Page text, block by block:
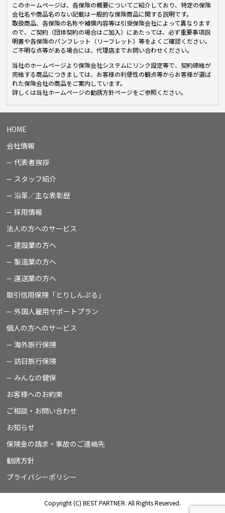
このホームページは、各保険の概要についてご紹介しており、特定の保険
会社名や商品名のない記載は一般的な保険商品に関する説明です。
取扱商品、各保険の名称や補償内容等は引受保険会社によって異なります
ので、ご契約（団体契約の場合はご加入）にあたっては、必ず重要事項説
明書や各保険のパンフレット（リーフレット）等をよくご確認ください。
ご不明な点等がある場合には、代理店までお問い合わせください。
当社のホームページより保険会社システムにリンク設定等で、契約締結が
完結する商品につきましては、お客様の利便性の観点等からお客様が選ば
れた保険会社の商品をご案内しています。
詳しくは当社ホームページの勧誘方針ページをご参照ください。
HOME
会社情報
代表者挨拶
スタッフ紹介
沿革／主な表彰歴
採用情報
法人の方へのサービス
建設業の方へ
製造業の方へ
運送業の方へ
取引信用保険「とりしんぷる」
外国人雇用サポートプラン
個人の方へのサービス
海外旅行保険
訪日旅行保険
みんなの健保
お客様へのお約束
ご相談・お問い合わせ
お知らせ
保険金の請求・事故のご連絡先
勧誘方針
プライバシーポリシー
Copyright (C) BEST PARTNER. All Rights Reserved.